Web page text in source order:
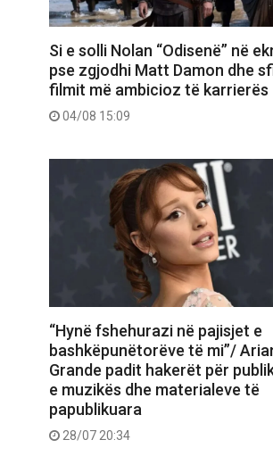
Si e solli Nolan “Odisenë” në
pse zgjodhi Matt Damon dhe
filmit më ambicioz të karrierës
04/08 15:09
“Hynë fshehurazi në pajisjet e
bashkëpunëtorëve të mi”/
Grande padit hakerët për
e muzikës dhe materialeve të
papublikuara
28/07 20:34